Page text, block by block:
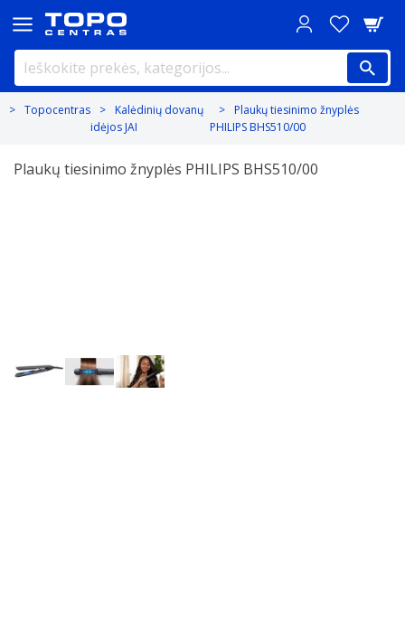
Topocentras
Kalėdinių dovanų
idėjos JAI
Plaukų tiesinimo žnyplės
PHILIPS BHS510/00
Plaukų tiesinimo žnyplės PHILIPS BHS510/00